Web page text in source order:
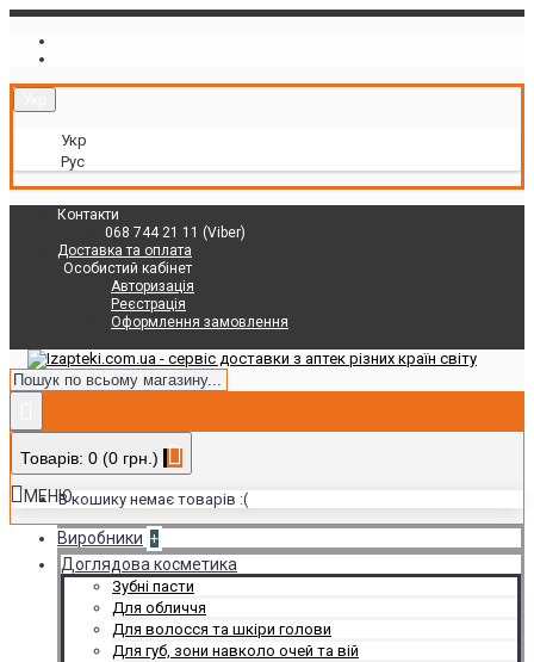
Укр
Рус
Контакти
068 744 21 11 (Viber)
Доставка та оплата
Особистий кабінет
Авторизація
Реєстрація
Оформлення замовлення
Товарів: 0 (0 грн.)
В кошику немає товарів :(
МЕНЮ
Виробники +
Доглядова косметика
Зубні пасти
Для обличчя
Для волосся та шкіри голови
Для губ, зони навколо очей та вій